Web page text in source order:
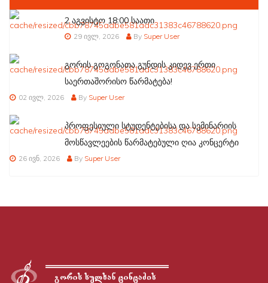
2 აგვისტო 18:00 საათი
29 ივლ, 2026 By Super User
გორის გოგონათა გუნდის კიდევ ერთი
საერთაშორისო წარმატება!
02 ივლ, 2026 By Super User
პროფესიული სტუდენტებისა და სემინარიის
მოსწავლეების წარმატებული ღია კონცერტი
26 ივნ, 2026 By Super User